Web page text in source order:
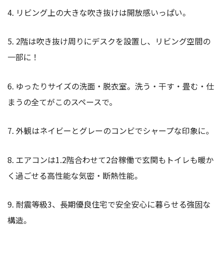
4. リビング上の大きな吹き抜けは開放感いっぱい。
5. 2階は吹き抜け周りにデスクを設置し、リビング空間の
一部に！
6. ゆったりサイズの洗面・脱衣室。洗う・干す・畳む・仕
まうの全てがこのスペースで。
7. 外観はネイビーとグレーのコンビでシャープな印象に。
8. エアコンは1.2階合わせて2台稼働で玄関もトイレも暖か
く過ごせる高性能な気密・断熱性能。
9. 耐震等級3、長期優良住宅で安全安心に暮らせる強固な
構造。